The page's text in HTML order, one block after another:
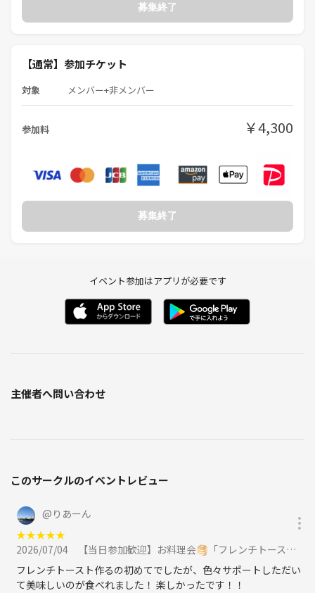
②ガチ勢
安心してください！！！
「PITMILなら立場を忘れて友だちができる」
モデルさんも、気兼ねなく遊びに来てくれています。
ゼロから人間関係をやり直したい人
最高の仲間出来ます！
🖋️ 🖋️ 🖋️ 🖋️ 🖋️ 🖋️ 🖋️ 🖋️
🍹女性からの支持◎
🍹ウェイウェイとしたパリピ系お断り
🍹全員だいたい初対面
🍹参加者の質が高い(清潔感、社会的な信用がある仕事をしてる、余裕
がある)
募集終了
【通常】参加チケット
対象 メンバー+非メンバー
参加料 ￥4,300
募集終了
イベント参加はアプリが必要です
主催者へ問い合わせ
このサークルのイベントレビュー
@ りあーん
★★★★★
2026/07/04
【当日参加歓迎】お料理会🥞「フレンチトーストを作ろう🍽️」大塚駅徒歩1分おしゃれなお部屋『初参加大歓迎』に参加
フレンチトースト作るの初めてでしたが、色々サポートしただい
て美味しいのが食べれました！ 楽しかったです！！